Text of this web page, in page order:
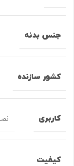
جنس بدنه
کشور سازنده
کاربری
کیفیت